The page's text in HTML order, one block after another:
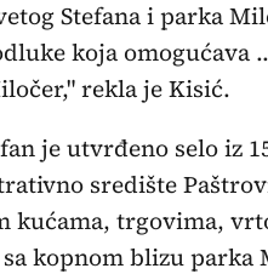
Stefana i parka
koja
rekla je Kisić.
je utvrđeno selo iz
središte
kućama, trgovima,
kopnom blizu